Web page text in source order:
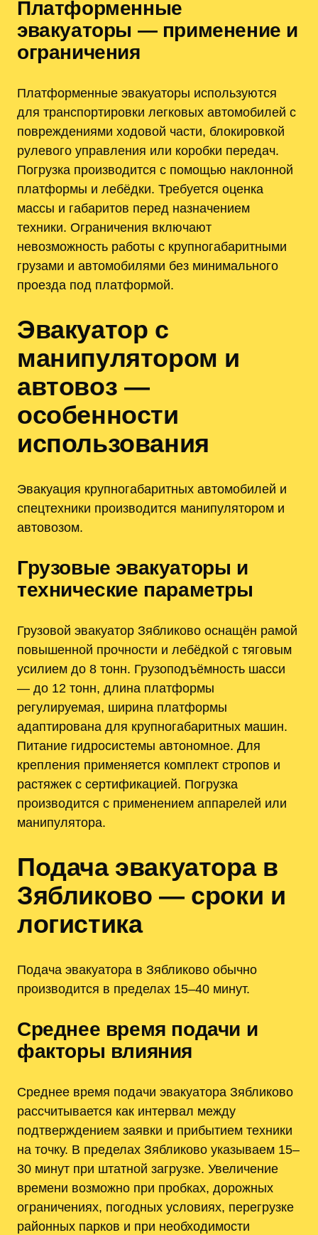
Платформенные
эвакуаторы — применение и
ограничения
Платформенные эвакуаторы используются
для транспортировки легковых автомобилей с
повреждениями ходовой части, блокировкой
рулевого управления или коробки передач.
Погрузка производится с помощью наклонной
платформы и лебёдки. Требуется оценка
массы и габаритов перед назначением
техники. Ограничения включают
невозможность работы с крупногабаритными
грузами и автомобилями без минимального
проезда под платформой.
Эвакуатор с
манипулятором и
автовоз —
особенности
использования
Эвакуация крупногабаритных автомобилей и
спецтехники производится манипулятором и
автовозом.
Грузовые эвакуаторы и
технические параметры
Грузовой эвакуатор Зябликово оснащён рамой
повышенной прочности и лебёдкой с тяговым
усилием до 8 тонн. Грузоподъёмность шасси
— до 12 тонн, длина платформы
регулируемая, ширина платформы
адаптирована для крупногабаритных машин.
Питание гидросистемы автономное. Для
крепления применяется комплект стропов и
растяжек с сертификацией. Погрузка
производится с применением аппарелей или
манипулятора.
Подача эвакуатора в
Зябликово — сроки и
логистика
Подача эвакуатора в Зябликово обычно
производится в пределах 15–40 минут.
Среднее время подачи и
факторы влияния
Среднее время подачи эвакуатора Зябликово
рассчитывается как интервал между
подтверждением заявки и прибытием техники
на точку. В пределах Зябликово указываем 15–
30 минут при штатной загрузке. Увеличение
времени возможно при пробках, дорожных
ограничениях, погодных условиях, перегрузке
районных парков и при необходимости